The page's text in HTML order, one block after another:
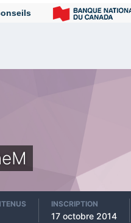
INSCRIPTION
17 octobre 2014